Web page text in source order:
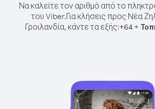
Να καλείτε τον αριθμό από το
του Viber.Για κλήσεις προς Νέα
Γροιλανδία, κάντε τα εξής:+64+